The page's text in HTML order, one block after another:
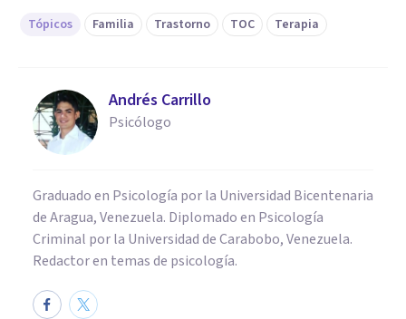
Tópicos Familia Trastorno TOC Terapia
Andrés Carrillo
Psicólogo
Graduado en Psicología por la Universidad Bicentenaria
de Aragua, Venezuela. Diplomado en Psicología
Criminal por la Universidad de Carabobo, Venezuela.
Redactor en temas de psicología.